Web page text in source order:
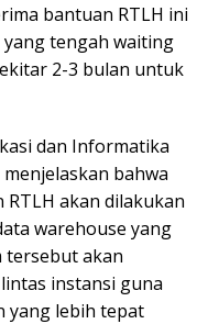
bantuan RTLH ini
yang tengah waiting
2-3 bulan untuk
dan Informatika
bahwa
akan dilakukan
warehouse yang
tersebut akan
instansi guna
yang lebih tepat